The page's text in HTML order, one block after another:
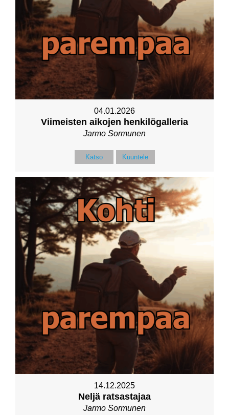
04.01.2026
Viimeisten aikojen henkilögalleria
Jarmo Sormunen
Katso Kuuntele
14.12.2025
Neljä ratsastajaa
Jarmo Sormunen